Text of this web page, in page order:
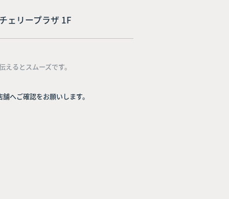
ェリープラザ 1F
るとスムーズです。
へご確認をお願いします。